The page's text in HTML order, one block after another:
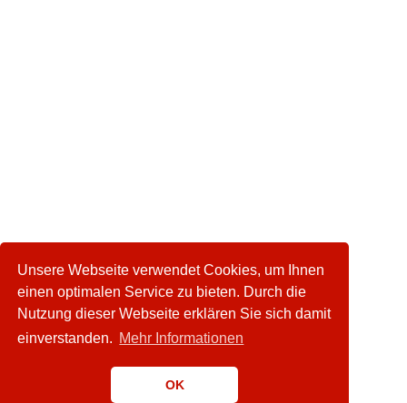
Unsere Webseite verwendet Cookies, um Ihnen
einen optimalen Service zu bieten. Durch die
Nutzung dieser Webseite erklären Sie sich damit
einverstanden. Mehr Informationen
OK